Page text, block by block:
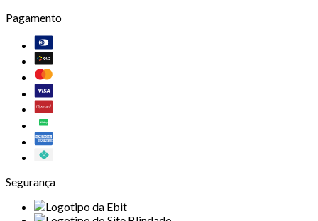
Pagamento
Segurança